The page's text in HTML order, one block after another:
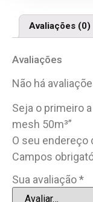
Avaliações (0)
Avaliações
Não há
Seja o primeiro
mesh 50m³”
O seu endereço
Campos
Sua avaliação*